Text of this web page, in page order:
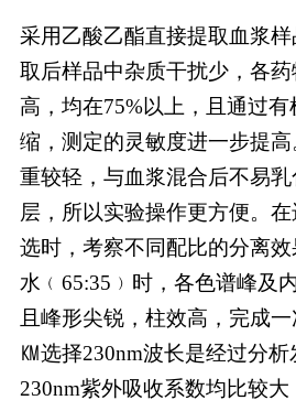
采用乙酸乙酯直接提取血浆
取后样品中杂质干扰少，各
高，均在75%以上，且通过
缩，测定的灵敏度进一步提
重较轻，与血浆混合后不易
层，所以实验操作更方便。
选时，考察不同配比的分离效
水﹙65:35﹚时，各色谱峰及
且峰形尖锐，柱效高，完成一
㏎选择230nm波长是经过分
230nm紫外吸收系数均比较